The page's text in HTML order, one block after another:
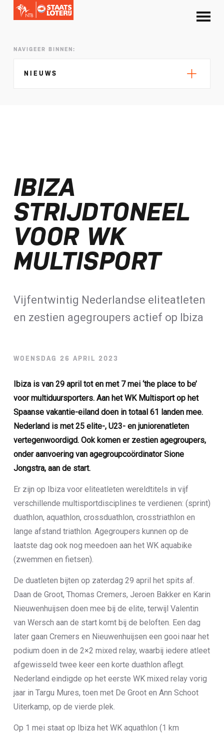
NAVIGEER BINNEN:
NIEUWS
Selectie EK lange afstand Almere bekend
Kalenders T50 en T100 World Championship
Tour 2027 bekend
NTB ontvangt bijdrage van Nederlandse
Loterij​
ALLE NIEUWSBERICHTEN
IBIZA
STRIJDTONEEL
VOOR WK
MULTISPORT
Vijfentwintig Nederlandse eliteatleten
en zestien agegroupers actief op Ibiza
WOENSDAG 26 APRIL 2023
Ibiza is van 29 april tot en met 7 mei ‘the place to be’
voor multiduursporters. Aan het WK Multisport op het
Spaanse vakantie-eiland doen in totaal 61 landen mee.
Nederland is met 25 elite-, U23- en juniorenatleten
vertegenwoordigd. Ook komen er zestien agegroupers,
onder aanvoering van agegroupcoördinator Sione
Jongstra, aan de start.
Er zijn op Ibiza voor eliteatleten wereldtitels in vijf
verschillende multisportdisciplines te verdienen: (sprint)
duathlon, aquathlon, crossduathlon, crosstriathlon en
lange afstand triathlon. Agegroupers kunnen op de
laatste dag ook nog meedoen aan het WK aquabike
(zwemmen en fietsen).
De duatleten bijten op zaterdag 29 april het spits af.
Daan de Groot, Thomas Cremers, Jeroen Bakker en Karin
Nieuwenhuijsen doen mee bij de elite, terwijl Valentin
van Wersch aan de start komt bij de beloften. Een dag
later gaan Cremers en Nieuwenhuijsen een gooi naar het
podium doen in de 2×2 mixed relay, waarbij iedere atleet
afgewisseld twee keer een korte duathlon aflegt.
Nederland eindigde op het eerste WK mixed relay vorig
jaar in Targu Mures, toen met De Groot en Ann Schoot
Uiterkamp, op de vierde plek.
Op 1 mei staat op Ibiza het WK aquathlon (1 km